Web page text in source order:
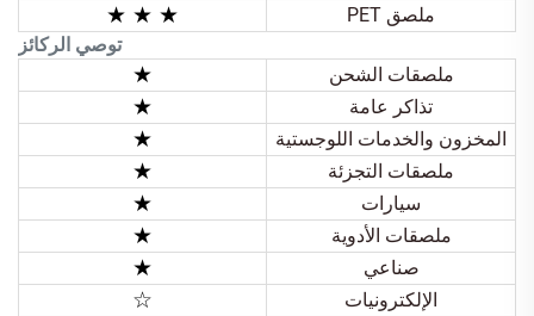
توصي الركائز
ملصق PET ★ ★
★
ملصقات الشحن ★
تذاكر عامة ★
المخزون والخدمات اللوجستية ★
ملصقات التجزئة ★
سيارات ★
ملصقات الأدوية ★
صناعي ★
الإلكترونيات ☆